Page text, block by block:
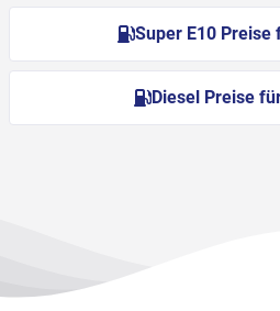
Super E10 Preise
Diesel Preise